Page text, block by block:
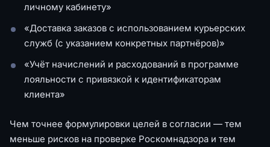
личному кабинету»
«Доставка заказов с использованием курьерских
служб (с указанием конкретных партнёров)»
«Учёт начислений и расходований в программе
лояльности с привязкой к идентификаторам
клиента»
Чем точнее формулировки целей в согласии — тем
меньше рисков на проверке Роскомнадзора и тем